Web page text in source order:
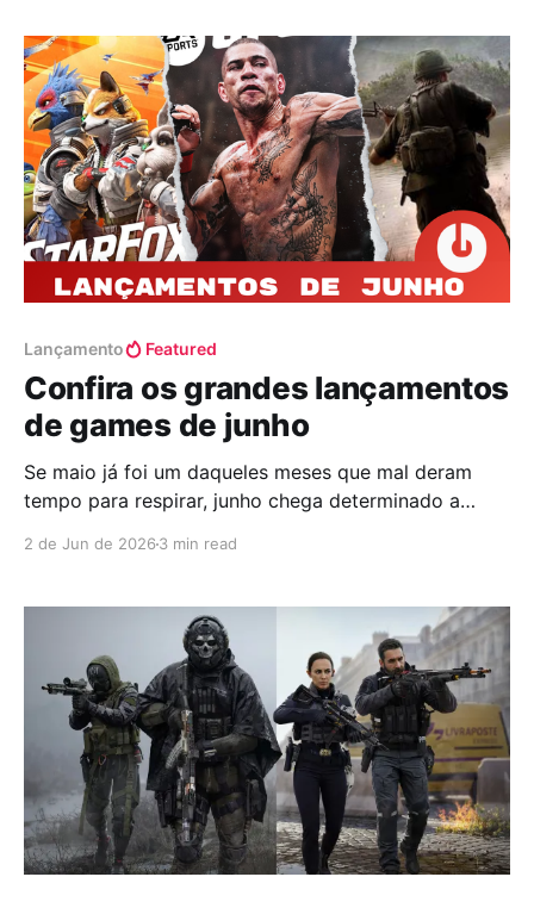
porta do tédio e liberou um novo trailer
absolutamente avassalador
Lançamento Featured
Confira os grandes lançamentos
de games de junho
Se maio já foi um daqueles meses que mal deram
tempo para respirar, junho chega determinado a
todos os gostos. De corridas, RPGs e estratégia até
2 de Jun de 2026 3 min read